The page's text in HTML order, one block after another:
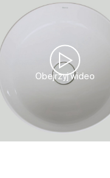
Obejrzyj wideo